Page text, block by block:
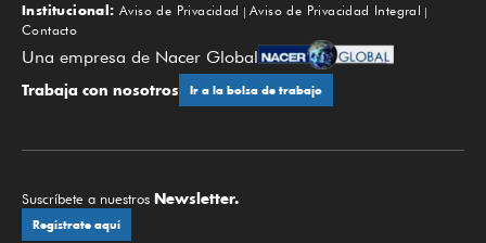
Institucional: Aviso de Privacidad
Aviso de Privacidad Integral
Contacto
Una empresa de Nacer Global
Trabaja con nosotros Ir a la bolsa de trabajo
Suscríbete a nuestros Newsletter.
Regístrate aquí